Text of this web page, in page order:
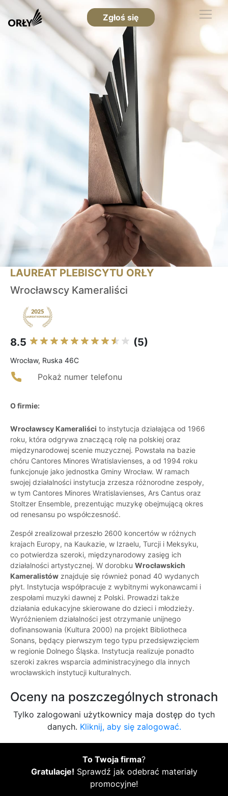
Zgłoś się
LAUREAT PLEBISCYTU ORŁY
Wrocławscy Kameraliści
8.5 (5)
Wrocław, Ruska 46C
Pokaż numer telefonu
O firmie:
Wrocławscy Kameraliści to instytucja działająca od 1966
roku, która odgrywa znaczącą rolę na polskiej oraz
międzynarodowej scenie muzycznej. Powstała na bazie
chóru Cantores Minores Wratislavienses, a od 1994 roku
funkcjonuje jako jednostka Gminy Wrocław. W ramach
swojej działalności instytucja zrzesza różnorodne zespoły,
w tym Cantores Minores Wratislavienses, Ars Cantus oraz
Stoltzer Ensemble, prezentując muzykę obejmującą okres
od renesansu po współczesność.
Zespół zrealizował przeszło 2600 koncertów w różnych
krajach Europy, na Kaukazie, w Izraelu, Turcji i Meksyku,
co potwierdza szeroki, międzynarodowy zasięg ich
działalności artystycznej. W dorobku Wrocławskich
Kameralistów znajduje się również ponad 40 wydanych
płyt. Instytucja współpracuje z wybitnymi wykonawcami i
zespołami muzyki dawnej z Polski. Prowadzi także
działania edukacyjne skierowane do dzieci i młodzieży.
Wyróżnieniem działalności jest otrzymanie unijnego
dofinansowania (Kultura 2000) na projekt Bibliotheca
Sonans, będący pierwszym tego typu przedsięwzięciem
w regionie Dolnego Śląska. Instytucja realizuje ponadto
szeroki zakres wsparcia administracyjnego dla innych
wrocławskich instytucji kulturalnych.
Oceny na poszczególnych stronach
Tylko zalogowani użytkownicy maja dostęp do tych
danych. Kliknij, aby się zalogować.
To Twoja firma?
Gratulacje! Sprawdź jak odebrać materiały
promocyjne!